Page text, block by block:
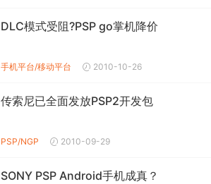
DLC模式受阻?PSP go掌机降价
手机平台/移动平台 2010-10-26
传索尼已全面发放PSP2开发包
PSP/NGP 2010-09-29
SONY PSP Android手机成真？